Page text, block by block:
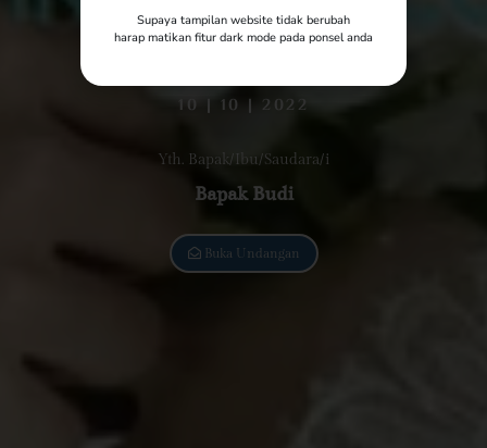
Dodi & Dinda
10 | 10 | 2022
Yth. Bapak/Ibu/Saudara/i
Bapak Budi
Buka Undangan
Supaya tampilan website tidak berubah
harap matikan fitur dark mode pada ponsel anda